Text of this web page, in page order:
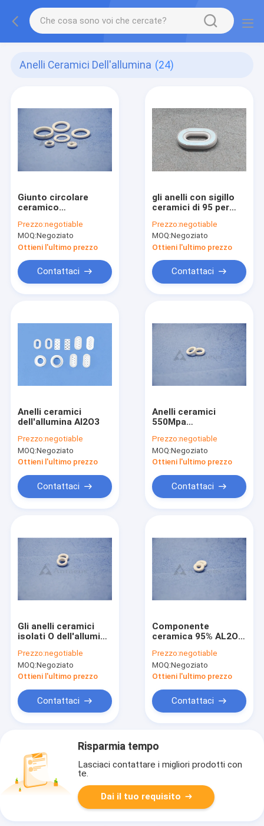
Anelli Ceramici Dell'allumina (24)
Giunto circolare
ceramico
95%
Prezzo:negotiable
MOQ:Negoziato
Ottieni l'ultimo prezzo
Contattaci
gli anelli con sigillo
ceramici di 95 per
Prezzo:negotiable
MOQ:Negoziato
Ottieni l'ultimo prezzo
Contattaci
Anelli ceramici
dell'allumina Al2O3
Prezzo:negotiable
MOQ:Negoziato
Ottieni l'ultimo prezzo
Contattaci
Anelli ceramici
550Mpa
industria degli anelli
dell'allumina della
guarnizione
Prezzo:negotiable
MOQ:Negoziato
Ottieni l'ultimo prezzo
Contattaci
Gli anelli ceramici
isolati O dell'allumina
resistenza ad alta
temperatura
Prezzo:negotiable
MOQ:Negoziato
Ottieni l'ultimo prezzo
Contattaci
Componente
ceramica 95% AL2O3
dell'allumina di
industria
Prezzo:negotiable
MOQ:Negoziato
Ottieni l'ultimo prezzo
Contattaci
Risparmia tempo
Lasciaci contattare i migliori prodotti con
te.
Dai il tuo requisito